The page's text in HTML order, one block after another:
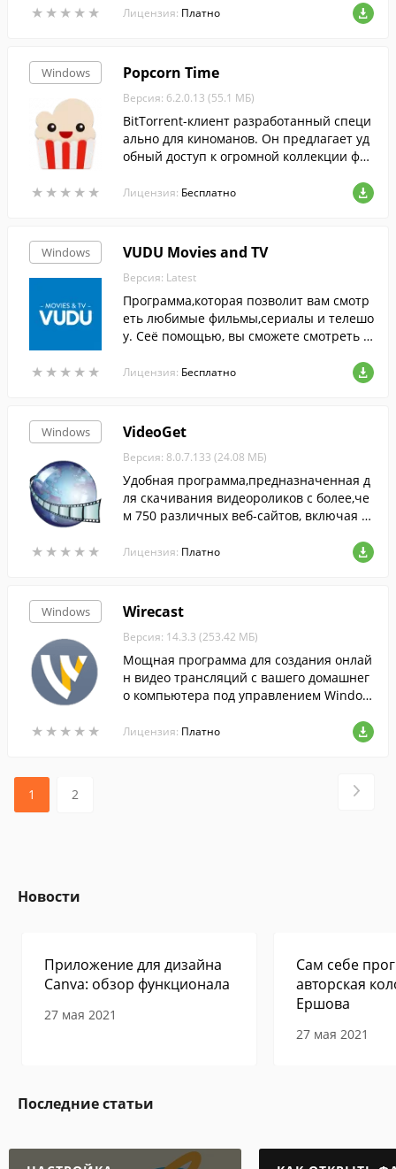
★ ★ ★ ★ ★
★ ★ ★ ★ ★ Лицензия: Платно
Windows
★ ★ ★ ★ ★
★ ★ ★ ★ ★
Popcorn Time
Версия: 6.2.0.13 (55.1 МБ)
BitTorrent-клиент разработанный специ
ально для киноманов. Он предлагает уд
обный доступ к огромной коллекции фи
е до завершения скачивания.
Лицензия: Бесплатно
Windows
★ ★ ★ ★ ★
★ ★ ★ ★ ★
VUDU Movies and TV
Версия: Latest
Программа,которая позволит вам смотр
еть любимые фильмы,сериалы и телешо
у. Сеё помощью, вы сможете смотреть н
м они появятся в прочих стриминговых
Лицензия: Бесплатно
Windows
★ ★ ★ ★ ★
★ ★ ★ ★ ★
VideoGet
Версия: 8.0.7.133 (24.08 МБ)
Удобная программа,предназначенная д
ля скачивания видеороликов с более,че
м 750 различных веб-сайтов, включая Y
ногие другие.
Лицензия: Платно
Windows
★ ★ ★ ★ ★
★ ★ ★ ★ ★
Wirecast
Версия: 14.3.3 (253.42 МБ)
Мощная программа для создания онлай
н видео трансляций с вашего домашнег
о компьютера под управлением Window
Лицензия: Платно
1 2
Новости
Приложение для дизайна
Canva: обзор функционала
27 мая 2021
Сам себе
авторская
Ершова
27 мая 2021
Последние статьи